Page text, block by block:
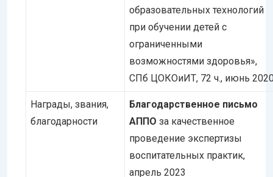
образовательных технологий
при обучении детей с
ограниченными
возможностями здоровья»,
СПб ЦОКОиИТ, 72 ч., июнь
Награды, звания,
благодарности
Благодарственное письмо
АППО за качественное
проведение экспертизы
воспитательных практик,
апрель 2023